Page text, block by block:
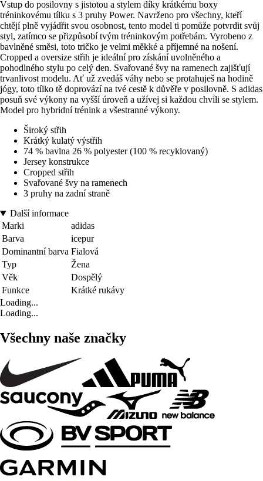
Vstup do posilovny s jistotou a stylem díky krátkému boxy
tréninkovému tílku s 3 pruhy Power. Navrženo pro všechny, kteří
chtějí plně vyjádřit svou osobnost, tento model ti pomůže potvrdit svůj
styl, zatímco se přizpůsobí tvým tréninkovým potřebám. Vyrobeno z
bavlněné směsi, toto tričko je velmi měkké a příjemné na nošení.
Cropped a oversize střih je ideální pro získání uvolněného a
pohodlného stylu po celý den. Svařované švy na ramenech zajišťují
trvanlivost modelu. Ať už zvedáš váhy nebo se protahuješ na hodině
jógy, toto tílko tě doprovází na tvé cestě k důvěře v posilovně. S adidas
posuň své výkony na vyšší úroveň a užívej si každou chvíli se stylem.
Model pro hybridní trénink a všestranné výkony.
Široký střih
Krátký kulatý výstřih
74 % bavlna 26 % polyester (100 % recyklovaný)
Jersey konstrukce
Cropped střih
Svařované švy na ramenech
3 pruhy na zadní straně
Další informace
Marki
adidas
Barva
icepur
Dominantní barva Fialová
Typ
Žena
Věk
Dospělý
Funkce
Krátké rukávy
Loading...
Loading...
Všechny naše značky